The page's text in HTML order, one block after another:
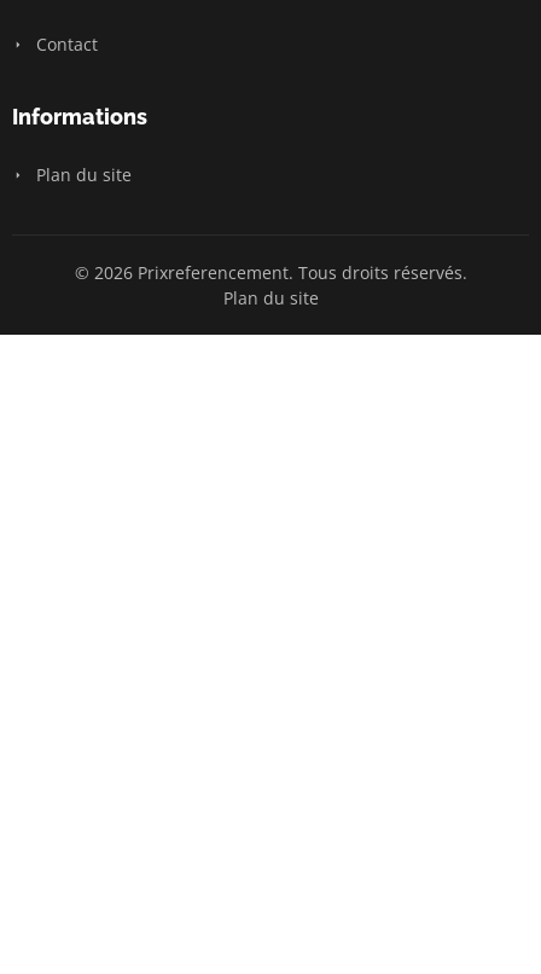
Contact
Informations
Plan du site
© 2026 Prixreferencement. Tous droits réservés.
Plan du site